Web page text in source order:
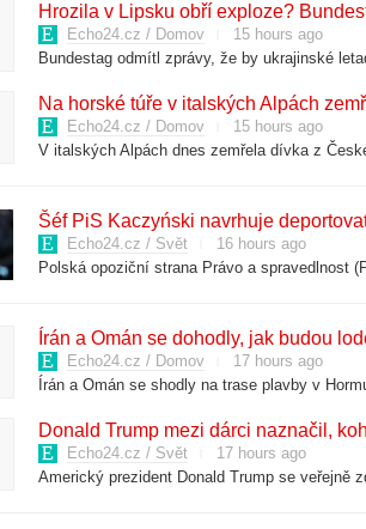
Hrozila v Lipsku obří exploze?
Echo24.cz / Domov
15 hours ago
Na horské túře v italských Alpách
Echo24.cz / Domov
15 hours ago
Šéf PiS Kaczyński navrhuje
Echo24.cz / Svět
16 hours ago
Írán a Omán se dohodly, jak budou
Echo24.cz / Domov
17 hours ago
Donald Trump mezi dárci naznačil,
Echo24.cz / Svět
17 hours ago